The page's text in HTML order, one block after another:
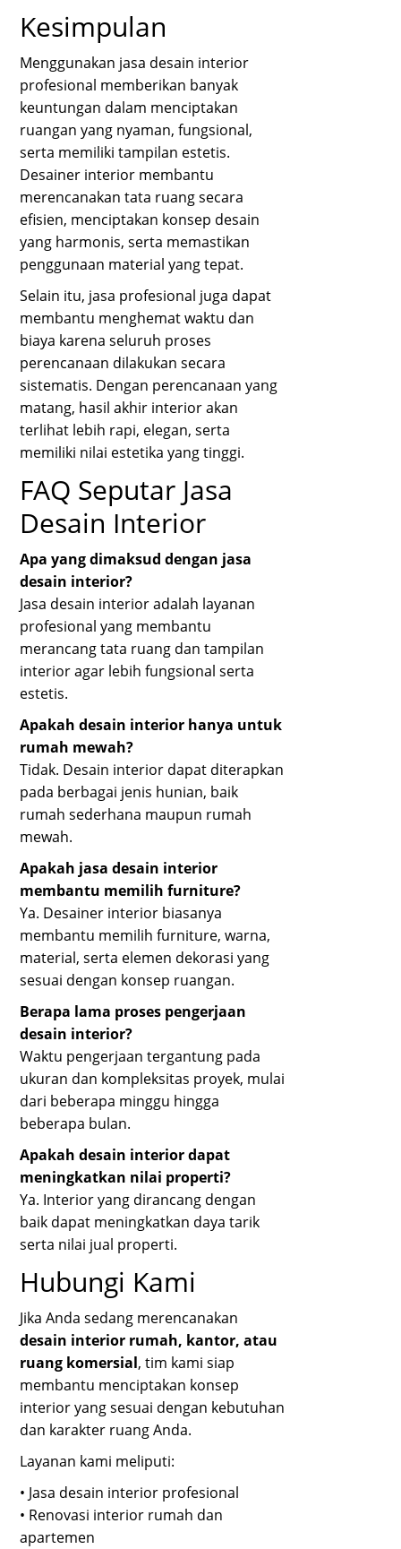
Kesimpulan
Menggunakan jasa desain interior
profesional memberikan banyak
keuntungan dalam menciptakan
ruangan yang nyaman, fungsional,
serta memiliki tampilan estetis.
Desainer interior membantu
merencanakan tata ruang secara
efisien, menciptakan konsep desain
yang harmonis, serta memastikan
penggunaan material yang tepat.
Selain itu, jasa profesional juga dapat
membantu menghemat waktu dan
biaya karena seluruh proses
perencanaan dilakukan secara
sistematis. Dengan perencanaan yang
matang, hasil akhir interior akan
terlihat lebih rapi, elegan, serta
memiliki nilai estetika yang tinggi.
FAQ Seputar Jasa
Desain Interior
Apa yang dimaksud dengan jasa
desain interior?
Jasa desain interior adalah layanan
profesional yang membantu
merancang tata ruang dan tampilan
interior agar lebih fungsional serta
estetis.
Apakah desain interior hanya untuk
rumah mewah?
Tidak. Desain interior dapat diterapkan
pada berbagai jenis hunian, baik
rumah sederhana maupun rumah
mewah.
Apakah jasa desain interior
membantu memilih furniture?
Ya. Desainer interior biasanya
membantu memilih furniture, warna,
material, serta elemen dekorasi yang
sesuai dengan konsep ruangan.
Berapa lama proses pengerjaan
desain interior?
Waktu pengerjaan tergantung pada
ukuran dan kompleksitas proyek, mulai
dari beberapa minggu hingga
beberapa bulan.
Apakah desain interior dapat
meningkatkan nilai properti?
Ya. Interior yang dirancang dengan
baik dapat meningkatkan daya tarik
serta nilai jual properti.
Hubungi Kami
Jika Anda sedang merencanakan
desain interior rumah, kantor, atau
ruang komersial, tim kami siap
membantu menciptakan konsep
interior yang sesuai dengan kebutuhan
dan karakter ruang Anda.
Layanan kami meliputi:
• Jasa desain interior profesional
• Renovasi interior rumah dan
apartemen